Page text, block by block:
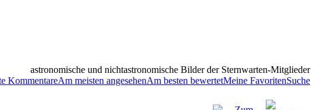
astronomische und nichtastronomische Bilder der Sternwarten-Mitglieder
KommentareAm meisten angesehenAm besten bewertetMeine FavoritenSuche